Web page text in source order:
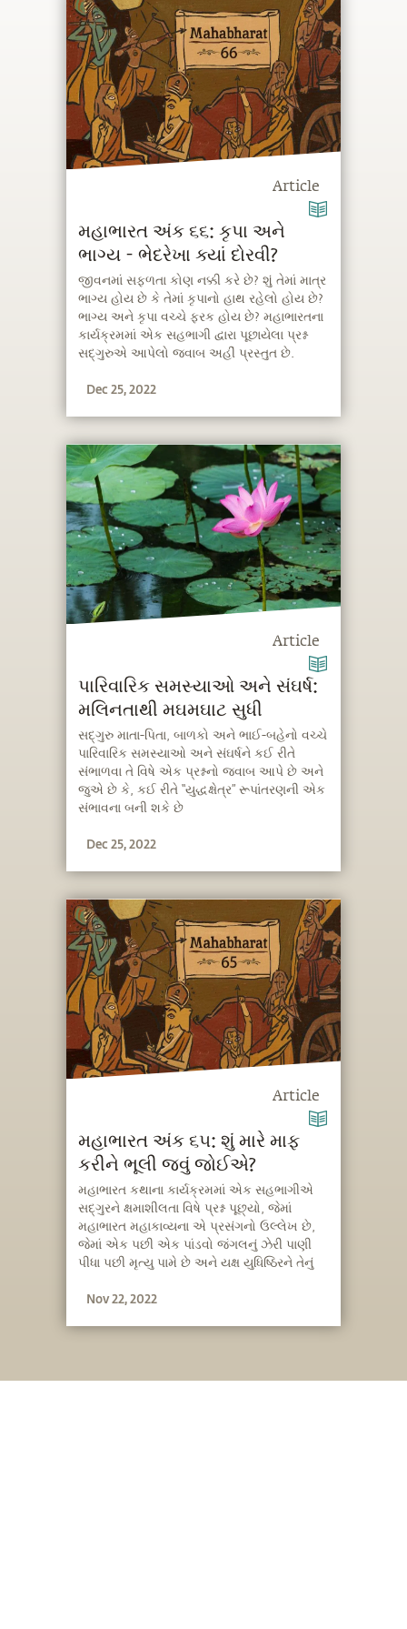
Article
મહાભારત અંક ૬૬: કૃપા અને
ભાગ્ય - ભેદરેખા ક્યાં દોરવી?
જીવનમાં સફળતા કોણ નક્કી કરે છે? શું તેમાં માત્ર
ભાગ્ય હોય છે કે તેમાં કૃપાનો હાથ રહેલો હોય છે?
ભાગ્ય અને કૃપા વચ્ચે ફરક હોય છે? મહાભારતના
કાર્યક્રમમાં એક સહભાગી દ્વારા પૂછાયેલા પ્રશ્ન
સદ્‍ગુરુએ આપેલો જવાબ અહીં પ્રસ્તુત છે.
Dec 25, 2022
Article
પારિવારિક સમસ્યાઓ અને સંઘર્ષ:
મલિનતાથી મઘમઘાટ સુધી
સદ્‍ગુરુ માતા-પિતા, બાળકો અને ભાઈ-બહેનો વચ્ચે
પારિવારિક સમસ્યાઓ અને સંઘર્ષને કઈ રીતે
સંભાળવા તે વિષે એક પ્રશ્નનો જવાબ આપે છે અને
જુએ છે કે, કઈ રીતે “યુદ્ધક્ષેત્ર” રૂપાંતરણની એક
સંભાવના બની શકે છે
Dec 25, 2022
Article
મહાભારત અંક ૬૫: શું મારે માફ
કરીને ભૂલી જવું જોઈએ?
મહાભારત કથાના કાર્યક્રમમાં એક સહભાગીએ
સદ્‍ગુરને ક્ષમાશીલતા વિષે પ્રશ્ન પૂછ્યો, જેમાં
મહાભારત મહાકાવ્યના એ પ્રસંગનો ઉલ્લેખ છે,
જેમાં એક પછી એક પાંડવો જંગલનું ઝેરી પાણી
પીધા પછી મૃત્યુ પામે છે અને યક્ષ યુધિષ્ઠિરને તેનું
કરવા પ્રશ્નોની હારમાળા સાથે સાચા ઉત્તર
Nov 22, 2022